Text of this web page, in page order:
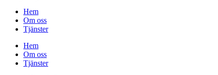
Hem
Om oss
Tjänster
Hem
Om oss
Tjänster